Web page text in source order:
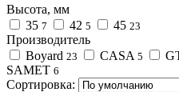
Высота, мм
35 7 42 5 45 23
Производитель
Boyard 23 CASA 5
SAMET 6
Сортировка: